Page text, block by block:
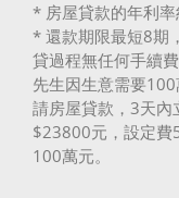
* 房屋貸款的年利率
* 還款期限最短8期
貸過程無任何手續
先生因生意需要
請房屋貸款，3天
$23800元，設定費
100萬元。